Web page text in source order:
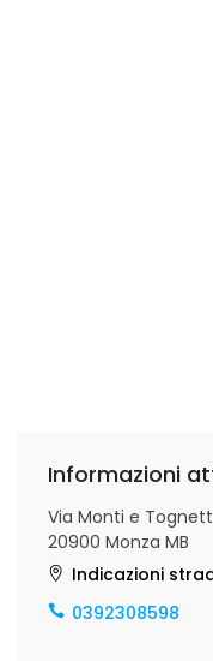
Informazioni
Via Monti e
20900 Monza MB
Indicazioni
0392308598